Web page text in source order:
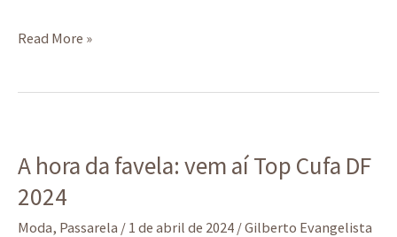
Read More »
A hora da favela: vem aí Top Cufa DF
2024
Moda, Passarela / 1 de abril de 2024 /Gilberto Evangelista
hora
da
favela: